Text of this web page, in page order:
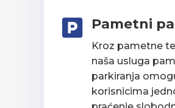
 Pametni
Kroz pametne
naša usluga
parkiranja
korisnicima